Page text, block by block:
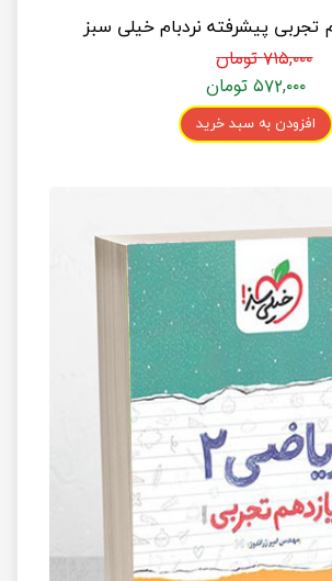
تجربی پیشرفته نردبام خیلی سبز
۷۱۵,۰۰۰ تومان
۵۷۲,۰۰۰ تومان
افزودن به سبد خرید